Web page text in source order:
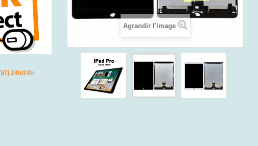
7j 24h/24h
Agrandir l'image